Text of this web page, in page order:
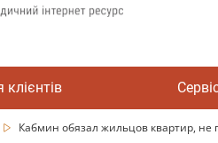
клієнтів
Кабмин обязал жильцов квартир, не